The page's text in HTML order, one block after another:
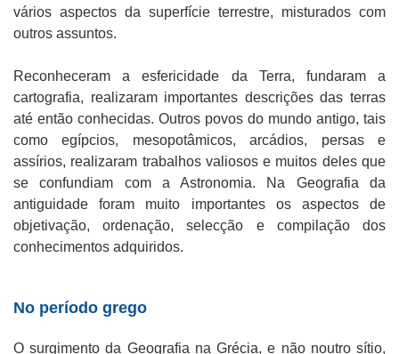
vários aspectos da superfície terrestre, misturados com
outros assuntos.
Reconheceram a esfericidade da Terra, fundaram a
cartografia, realizaram importantes descrições das terras
até então conhecidas. Outros povos do mundo antigo, tais
como egípcios, mesopotâmicos, arcádios, persas e
assírios, realizaram trabalhos valiosos e muitos deles que
se confundiam com a Astronomia. Na Geografia da
antiguidade foram muito importantes os aspectos de
objetivação, ordenação, selecção e compilação dos
conhecimentos adquiridos.
No período grego
O surgimento da Geografia na Grécia, e não noutro sítio,